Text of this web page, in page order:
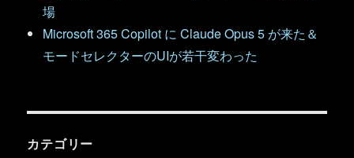
場
Microsoft 365 Copilot に Claude Opus 5 が来た＆
モードセレクターのUIが若干変わった
カテゴリー